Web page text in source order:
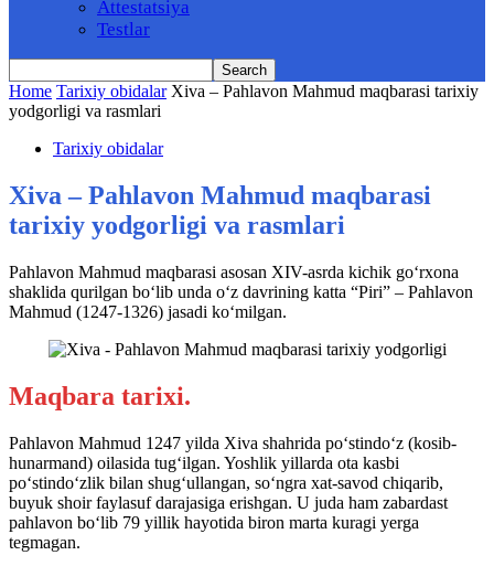
Attestatsiya
Testlar
Home Tarixiy obidalar Xiva – Pahlavon Mahmud maqbarasi tarixiy
yodgorligi va rasmlari
Tarixiy obidalar
Xiva – Pahlavon Mahmud maqbarasi
tarixiy yodgorligi va rasmlari
Pahlavon Mahmud maqbarasi asosan XIV-asrda kichik go‘rxona
shaklida qurilgan bo‘lib unda o‘z davrining katta “Piri” – Pahlavon
Mahmud (1247-1326) jasadi ko‘milgan.
Maqbara tarixi.
Pahlavon Mahmud 1247 yilda Xiva shahrida po‘stindo‘z (kosib-
hunarmand) oilasida tug‘ilgan. Yoshlik yillarda ota kasbi
po‘stindo‘zlik bilan shug‘ullangan, so‘ngra xat-savod chiqarib,
buyuk shoir faylasuf darajasiga erishgan. U juda ham zabardast
pahlavon bo‘lib 79 yillik hayotida biron marta kuragi yerga
tegmagan.